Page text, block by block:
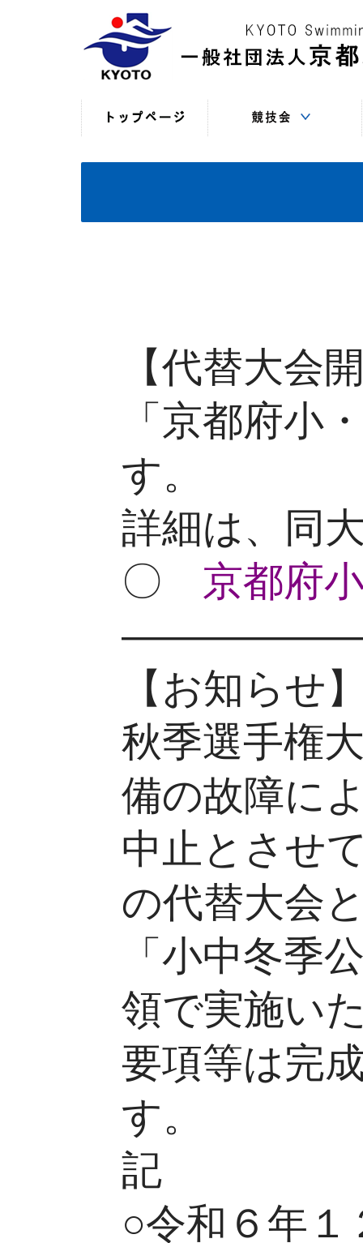
（現年度）
（過年度以前）
（申込・連絡事項等）
【代替大会
「京都府小
す。
詳細は、同
〇 京都府
【お知らせ
秋季選手権
備の故障に
中止とさせ
の代替大会
「小中冬季
領で実施い
要項等は完
す。
記
○令和６年